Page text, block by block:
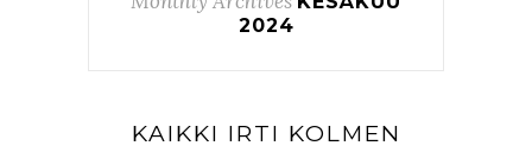
2024
KAIKKI IRTI KOLMEN